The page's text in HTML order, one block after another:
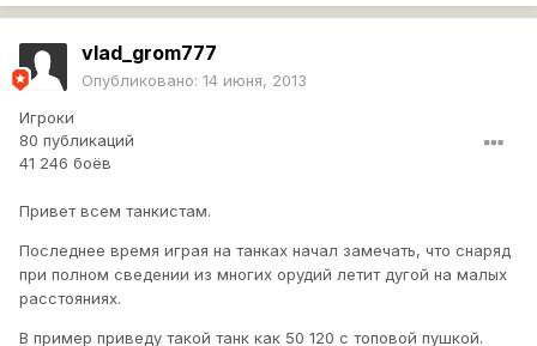
vlad_grom777
Опубликовано: 14 июня, 2013
Игроки
80 публикаций
41 246 боёв
Привет всем танкистам.
Последнее время играя на танках начал замечать, что снаряд
при полном сведении из многих орудий летит дугой на малых
расстояниях.
В пример приведу такой танк как 50 120 с топовой пушкой.